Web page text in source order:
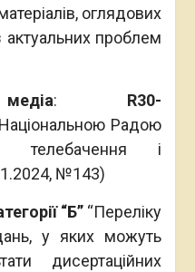
оглядових
проблем
: R30-
Радою
телебачення і
№143)
“Б” “Переліку
у яких можуть
дисертаційних